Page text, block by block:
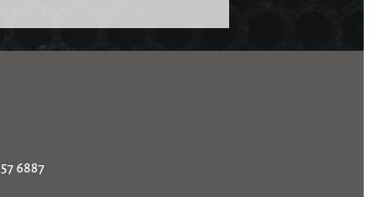
6887